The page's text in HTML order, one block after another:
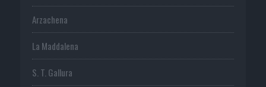
Arzachena
La Maddalena
S. T. Gallura